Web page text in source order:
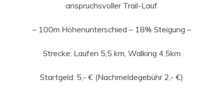
anspruchsvoller Trail-Lauf
– 100m Höhenunterschied – 18% Steigung –
Strecke: Laufen 5,5 km, Walking 4,5km
Startgeld: 5,- € (Nachmeldegebühr 2,- €)